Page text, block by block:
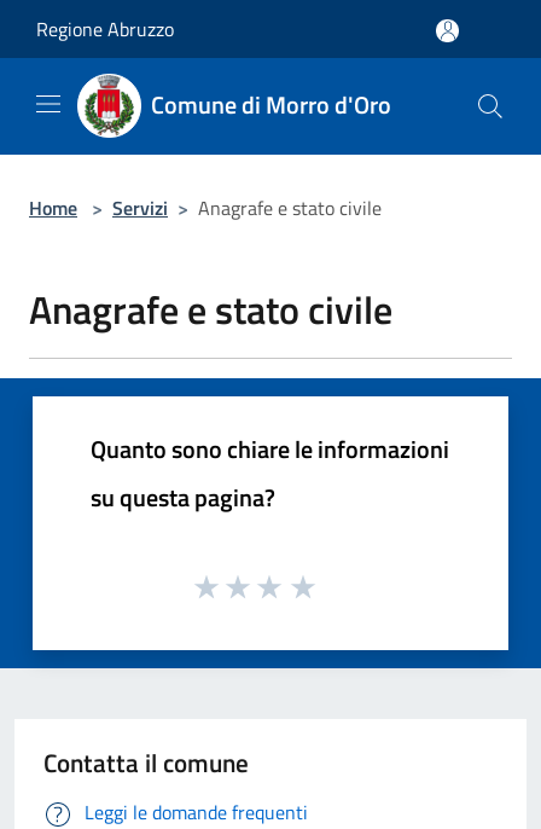
Regione Abruzzo
Comune di Morro d'Oro
Home > Servizi > Anagrafe e stato civile
Anagrafe e stato civile
Quanto sono chiare le informazioni
su questa pagina?
Contatta il comune
Leggi le domande frequenti